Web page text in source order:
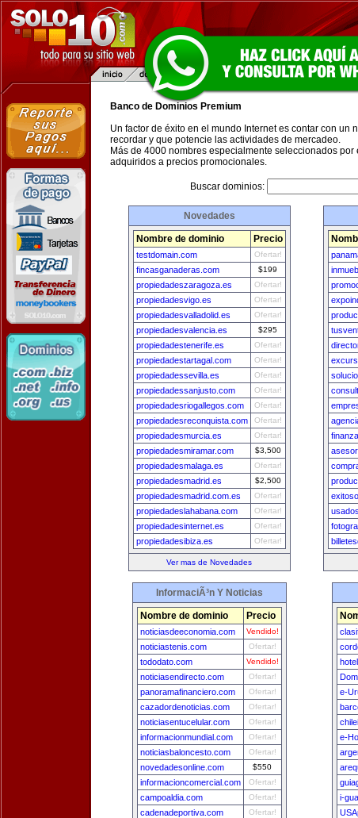
Banco de Dominios Premium
Un factor de éxito en el mundo Internet es contar con un
recordar y que potencie las actividades de mercadeo.
Más de 4000 nombres especialmente seleccionados
adquiridos a precios promocionales.
Buscar dominios:
Novedades
Nombre de dominio Precio
testdomain.com Ofertar!
fincasganaderas.com $199
propiedadeszaragoza.es Ofertar!
propiedadesvigo.es Ofertar!
propiedadesvalladolid.es Ofertar!
propiedadesvalencia.es $295
propiedadestenerife.es Ofertar!
propiedadestartagal.com Ofertar!
propiedadessevilla.es Ofertar!
propiedadessanjusto.com Ofertar!
propiedadesriogallegos.com Ofertar!
propiedadesreconquista.com Ofertar!
propiedadesmurcia.es Ofertar!
propiedadesmiramar.com $3,500
propiedadesmalaga.es Ofertar!
propiedadesmadrid.es $2,500
propiedadesmadrid.com.es Ofertar!
propiedadeslahabana.com Ofertar!
propiedadesinternet.es Ofertar!
propiedadesibiza.es Ofertar!
Ver mas de Novedades
InformaciÃ³n Y Noticias
Nombre de dominio Precio
noticiasdeeconomia.com Vendido!
noticiastenis.com Ofertar!
tododato.com Vendido!
noticiasendirecto.com Ofertar!
panoramafinanciero.com Ofertar!
cazadordenoticias.com Ofertar!
noticiasentucelular.com Ofertar!
informacionmundial.com Ofertar!
noticiasbaloncesto.com Ofertar!
novedadesonline.com $550
informacioncomercial.com Ofertar!
campoaldia.com Ofertar!
cadenadeportiva.com Ofertar!
e-
e-
i-